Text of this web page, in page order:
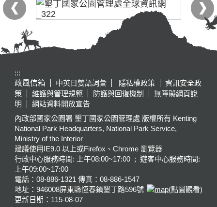
:::
政風信箱
中英日雙語詞彙 隱私權政策
資訊安全政
策
維護與管理規範 防護與回復機制
無障礙網頁說
明
網站資料開放宣告
內政部國家公園署 墾丁國家公園管理處 版權所有 Kenting
National Park Headquarters, National Park Service,
Ministry of the Interior
建議使用IE9.0 以上或Firefox、Chrome 瀏覽器
行政中心服務時間: 上午08:00~17:00 ; 遊客中心服務時間:
上午09:00~17:00
電話：08-886-1321 傳真：08-886-1547
地址：946008屏東縣恆春鎮墾丁路596號
(點圖觀看)
更新日期： 115-08-07